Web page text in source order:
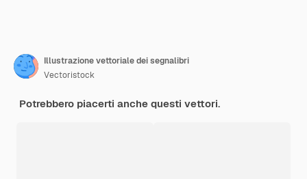
Illustrazione vettoriale dei segnalibri
Vectoristock
Potrebbero piacerti anche questi vettori.